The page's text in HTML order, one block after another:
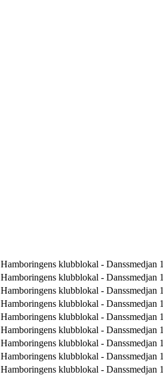
Hamboringens klubblokal - Danssmedjan 1
Hamboringens klubblokal - Danssmedjan 1
Hamboringens klubblokal - Danssmedjan 1
Hamboringens klubblokal - Danssmedjan 1
Hamboringens klubblokal - Danssmedjan 1
Hamboringens klubblokal - Danssmedjan 1
Hamboringens klubblokal - Danssmedjan 1
Hamboringens klubblokal - Danssmedjan 1
Hamboringens klubblokal - Danssmedjan 1